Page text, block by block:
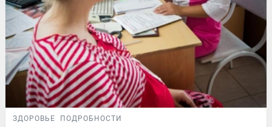
ЗДОРОВЬЕ ПОДРОБНОСТИ